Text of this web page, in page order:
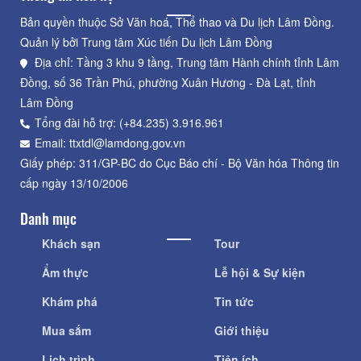
Bản quyền thuộc Sở Văn hoá, Thể thao và Du lịch Lâm Đồng.
Quản lý bởi Trung tâm Xúc tiến Du lịch Lâm Đồng
Địa chỉ: Tầng 3 khu 9 tầng, Trung tâm Hành chính tỉnh Lâm
Đồng, số 36 Trần Phú, phường Xuân Hương - Đà Lạt, tỉnh
Lâm Đồng
Tổng đài hỗ trợ: (+84.235) 3.916.961
Email: ttxtdl@lamdong.gov.vn
Giấy phép: 311/GP-BC do Cục Báo chí - Bộ Văn hóa Thông tin
cấp ngày 13/10/2006
Danh mục
Khách sạn
Ẩm thực
Khám phá
Mua sắm
Tour
Lễ hội & Sự kiện
Tin tức
Giới thiệu